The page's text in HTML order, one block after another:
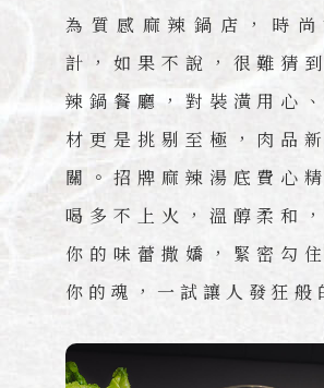
為質感麻辣鍋店，時尚
計，如果不說，很難猜
辣鍋餐廳，對裝潢用心
材更是挑剔至極，肉品
關。招牌麻辣湯底費心
喝多不上火，溫醇柔和
你的味蕾撒嬌，緊密勾
你的魂，一試讓人發狂般